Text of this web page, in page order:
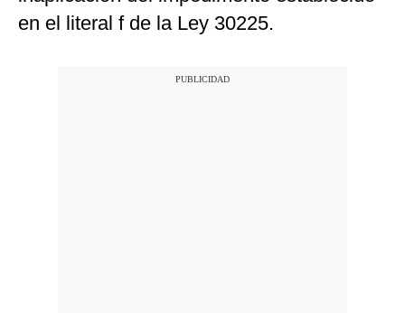
en el literal f de la Ley 30225.